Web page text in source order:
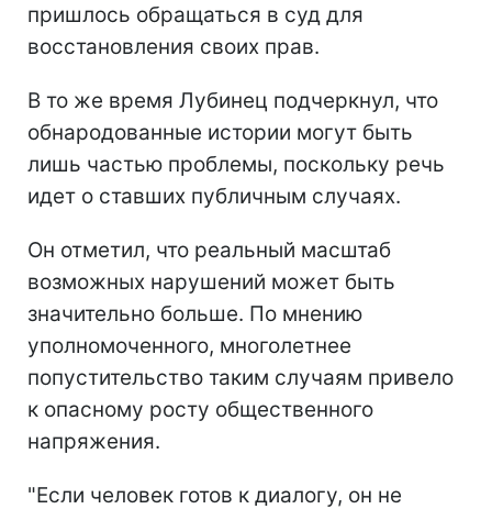
пришлось обращаться в суд для
восстановления своих прав.
В то же время Лубинец подчеркнул, что
обнародованные истории могут быть
лишь частью проблемы, поскольку речь
идет о ставших публичным случаях.
Он отметил, что реальный масштаб
возможных нарушений может быть
значительно больше. По мнению
уполномоченного, многолетнее
попустительство таким случаям привело
к опасному росту общественного
напряжения.
"Если человек готов к диалогу, он не